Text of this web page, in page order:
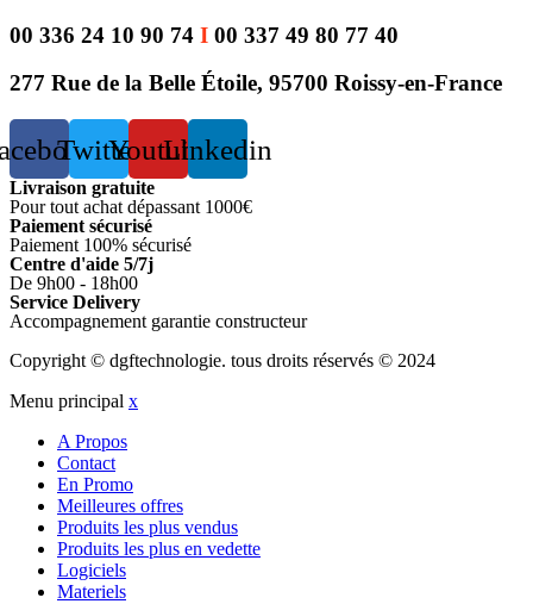
00 336 24 10 90 74 I 00 337 49 80 77 40
277 Rue de la Belle Étoile, 95700 Roissy-en-France
TwitterYoutubeLinkedin
Livraison gratuite
Pour tout achat dépassant 1000€
Paiement sécurisé
Paiement 100% sécurisé
Centre d'aide 5/7j
De 9h00 - 18h00
Service Delivery
Accompagnement garantie constructeur
Copyright © dgftechnologie. tous droits réservés © 2024
Menu principal x
A Propos
Contact
En Promo
Meilleures offres
Produits les plus vendus
Produits les plus en vedette
Logiciels
Materiels